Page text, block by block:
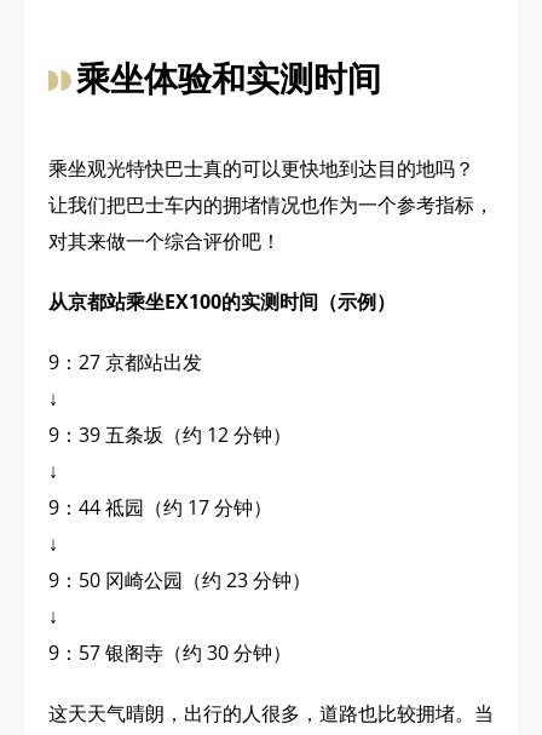
乘坐体验和实测时间
乘坐观光特快巴士真的可以更快地到达目的地吗？
让我们把巴士车内的拥堵情况也作为一个参考指标，
对其来做一个综合评价吧！
从京都站乘坐EX100的实测时间（示例）
9：27 京都站出发
↓
9：39 五条坂（约 12 分钟）
↓
9：44 祗园（约 17 分钟）
↓
9：50 冈崎公园（约 23 分钟）
↓
9：57 银阁寺（约 30 分钟）
这天天气晴朗，出行的人很多，道路也比较拥堵。当